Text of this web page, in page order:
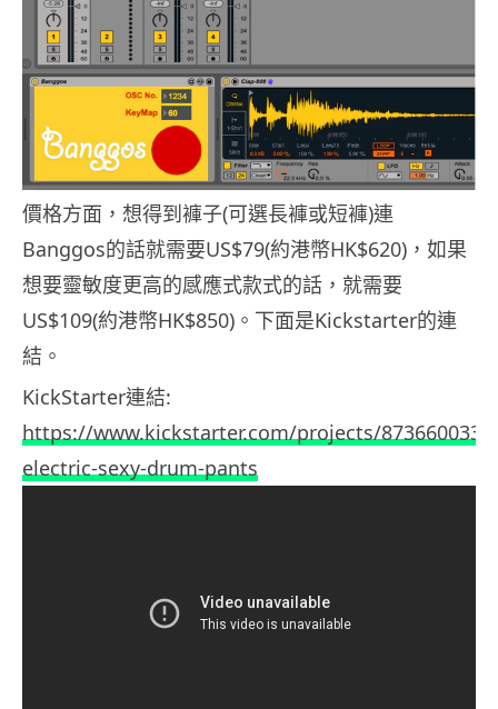
價格方面，想得到褲子(可選長褲或短褲)連
Banggos的話就需要US$79(約港幣HK$620)，如果
想要靈敏度更高的感應式款式的話，就需要
US$109(約港幣HK$850)。下面是Kickstarter的連
結。
KickStarter連結:
https://www.kickstarter.com/projects/873660033/
electric-sexy-drum-pants